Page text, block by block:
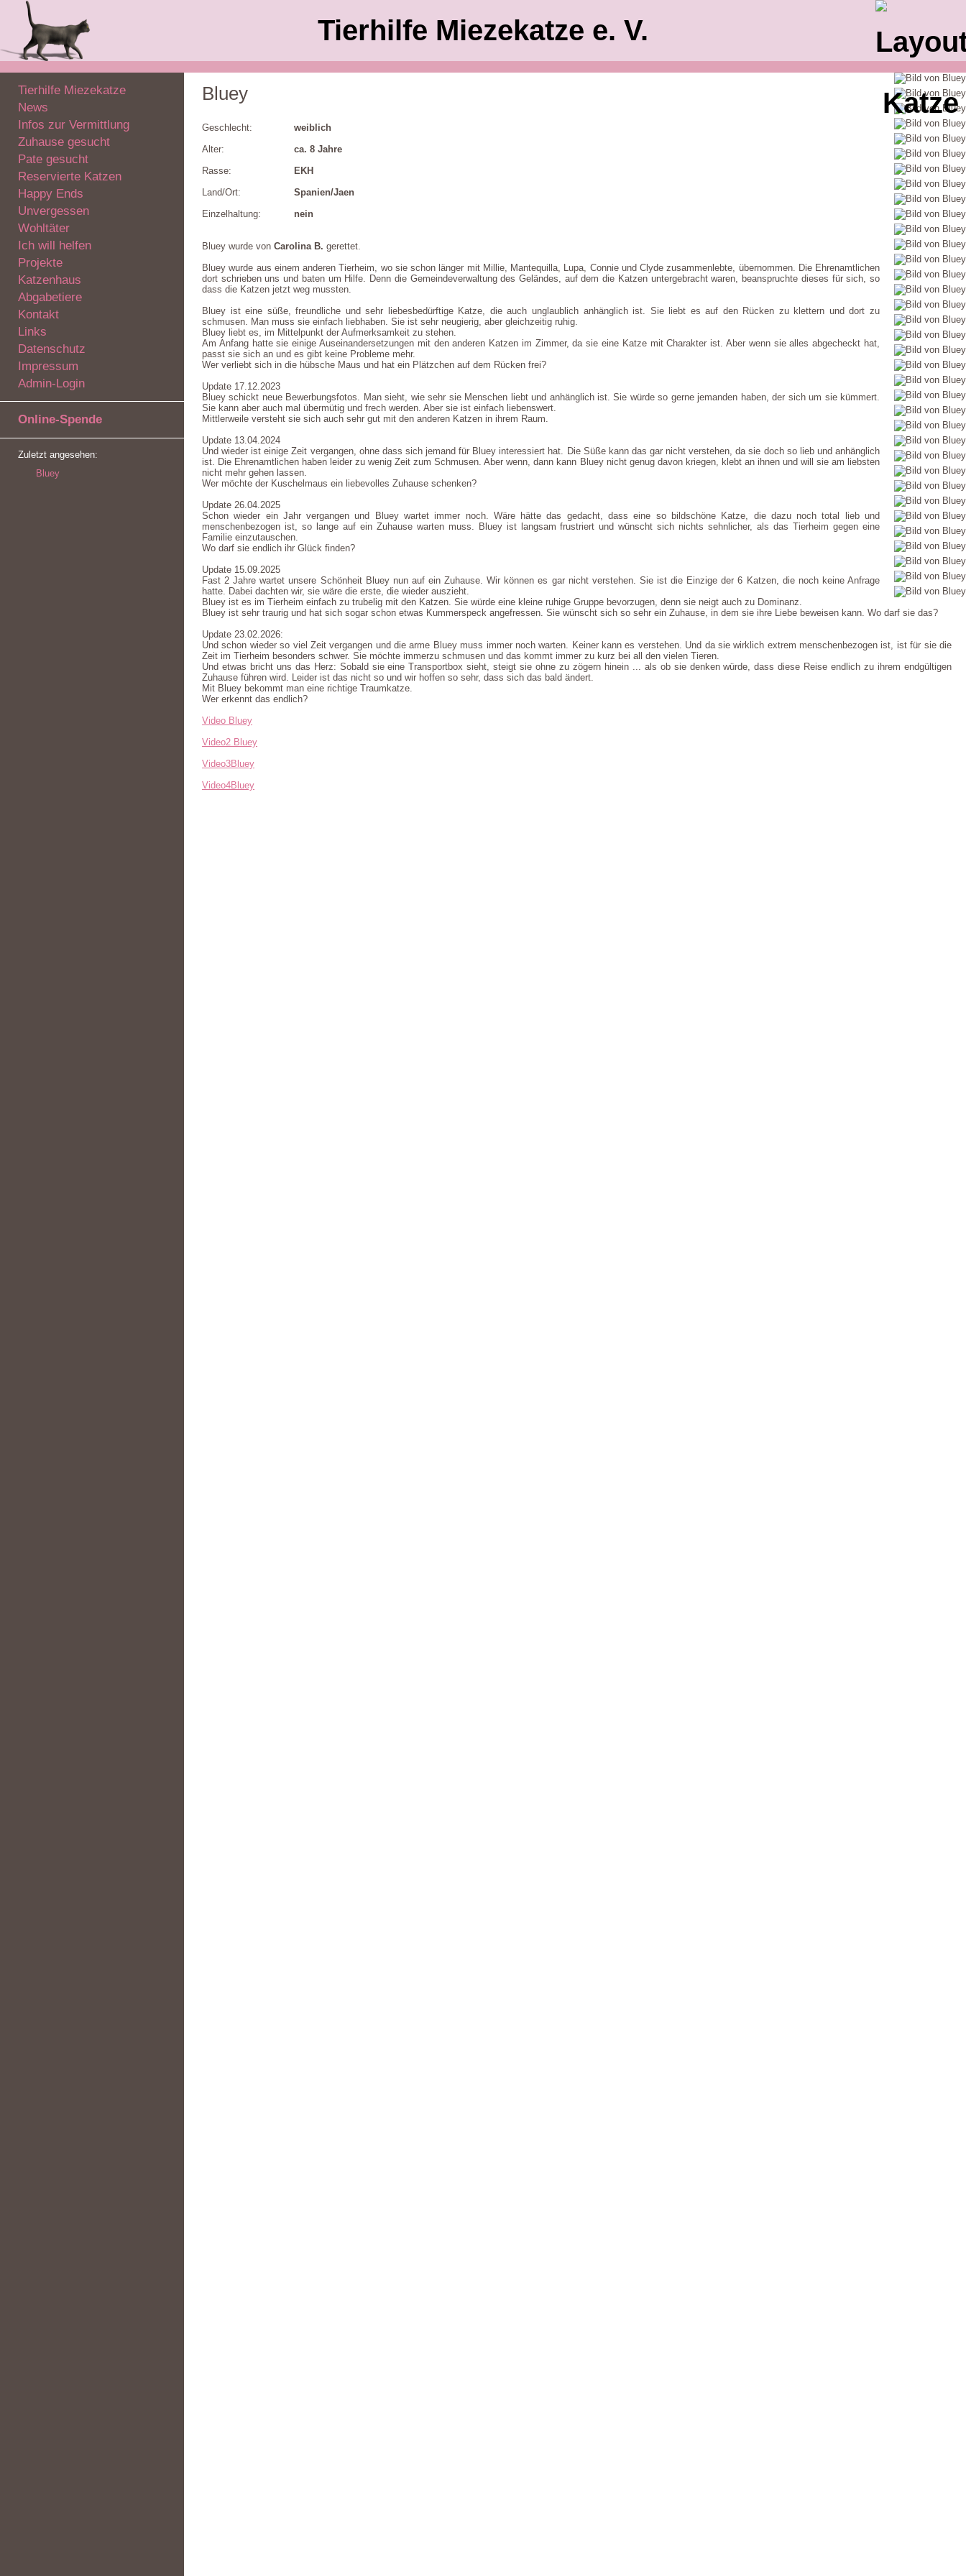
Tierhilfe Miezekatze e. V.
Tierhilfe Miezekatze
News
Infos zur Vermittlung
Zuhause gesucht
Pate gesucht
Reservierte Katzen
Happy Ends
Unvergessen
Wohltäter
Ich will helfen
Projekte
Katzenhaus
Abgabetiere
Kontakt
Links
Datenschutz
Impressum
Admin-Login
Online-Spende
Zuletzt angesehen:
Bluey
Bluey
Geschlecht:
weiblich
Alter:
ca. 8 Jahre
Rasse:
EKH
Land/Ort:
Spanien/Jaen
Einzelhaltung:
nein
Bluey wurde von Carolina B. gerettet.
Bluey wurde aus einem anderen Tierheim, wo sie schon länger mit Millie, Mantequilla, Lupa, Connie und Clyde zusammenlebte, übernommen. Die Ehrenamtlichen
dort schrieben uns und baten um Hilfe. Denn die Gemeindeverwaltung des Geländes, auf dem die Katzen untergebracht waren, beanspruchte dieses für sich, so
dass die Katzen jetzt weg mussten.
Bluey ist eine süße, freundliche und sehr liebesbedürftige Katze, die auch unglaublich anhänglich ist. Sie liebt es auf den Rücken zu klettern und dort zu
schmusen. Man muss sie einfach liebhaben. Sie ist sehr neugierig, aber gleichzeitig ruhig.
Bluey liebt es, im Mittelpunkt der Aufmerksamkeit zu stehen.
Am Anfang hatte sie einige Auseinandersetzungen mit den anderen Katzen im Zimmer, da sie eine Katze mit Charakter ist. Aber wenn sie alles abgecheckt hat,
passt sie sich an und es gibt keine Probleme mehr.
Wer verliebt sich in die hübsche Maus und hat ein Plätzchen auf dem Rücken frei?
Update 17.12.2023
Bluey schickt neue Bewerbungsfotos. Man sieht, wie sehr sie Menschen liebt und anhänglich ist. Sie würde so gerne jemanden haben, der sich um sie kümmert.
Sie kann aber auch mal übermütig und frech werden. Aber sie ist einfach liebenswert.
Mittlerweile versteht sie sich auch sehr gut mit den anderen Katzen in ihrem Raum.
Update 13.04.2024
Und wieder ist einige Zeit vergangen, ohne dass sich jemand für Bluey interessiert hat. Die Süße kann das gar nicht verstehen, da sie doch so lieb und anhänglich
ist. Die Ehrenamtlichen haben leider zu wenig Zeit zum Schmusen. Aber wenn, dann kann Bluey nicht genug davon kriegen, klebt an ihnen und will sie am liebsten
nicht mehr gehen lassen.
Wer möchte der Kuschelmaus ein liebevolles Zuhause schenken?
Update 26.04.2025
Schon wieder ein Jahr vergangen und Bluey wartet immer noch. Wäre hätte das gedacht, dass eine so bildschöne Katze, die dazu noch total lieb und
menschenbezogen ist, so lange auf ein Zuhause warten muss. Bluey ist langsam frustriert und wünscht sich nichts sehnlicher, als das Tierheim gegen eine
Familie einzutauschen.
Wo darf sie endlich ihr Glück finden?
Update 15.09.2025
Fast 2 Jahre wartet unsere Schönheit Bluey nun auf ein Zuhause. Wir können es gar nicht verstehen. Sie ist die Einzige der 6 Katzen, die noch keine Anfrage
hatte. Dabei dachten wir, sie wäre die erste, die wieder auszieht.
Bluey ist es im Tierheim einfach zu trubelig mit den Katzen. Sie würde eine kleine ruhige Gruppe bevorzugen, denn sie neigt auch zu Dominanz.
Bluey ist sehr traurig und hat sich sogar schon etwas Kummerspeck angefressen. Sie wünscht sich so sehr ein Zuhause, in dem sie ihre Liebe beweisen kann. Wo darf sie das?
Update 23.02.2026:
Und schon wieder so viel Zeit vergangen und die arme Bluey muss immer noch warten. Keiner kann es verstehen. Und da sie wirklich extrem menschenbezogen ist, ist für sie die
Zeit im Tierheim besonders schwer. Sie möchte immerzu schmusen und das kommt immer zu kurz bei all den vielen Tieren.
Und etwas bricht uns das Herz: Sobald sie eine Transportbox sieht, steigt sie ohne zu zögern hinein ... als ob sie denken würde, dass diese Reise endlich zu ihrem endgültigen
Zuhause führen wird. Leider ist das nicht so und wir hoffen so sehr, dass sich das bald ändert.
Mit Bluey bekommt man eine richtige Traumkatze.
Wer erkennt das endlich?
Video Bluey
Video2 Bluey
Video3Bluey
Video4Bluey